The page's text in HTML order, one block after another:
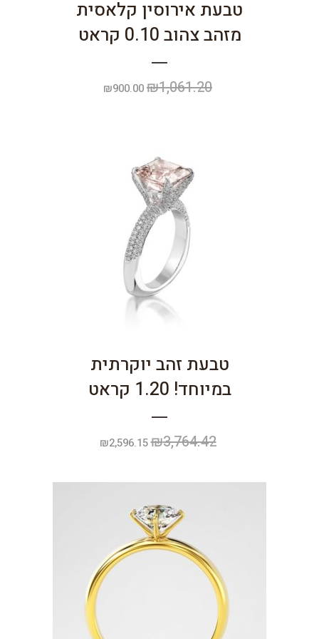
טבעת אירוסין קלאסית
מזהב צהוב 0.10 קראט
₪1,061.20
המחיר ₪900.00
טבעת זהב יוקרתית
במיוחד! 1.20 קראט
₪3,764.42
המחיר
היה:
₪3,764.42.
₪2,596.15
הוא: